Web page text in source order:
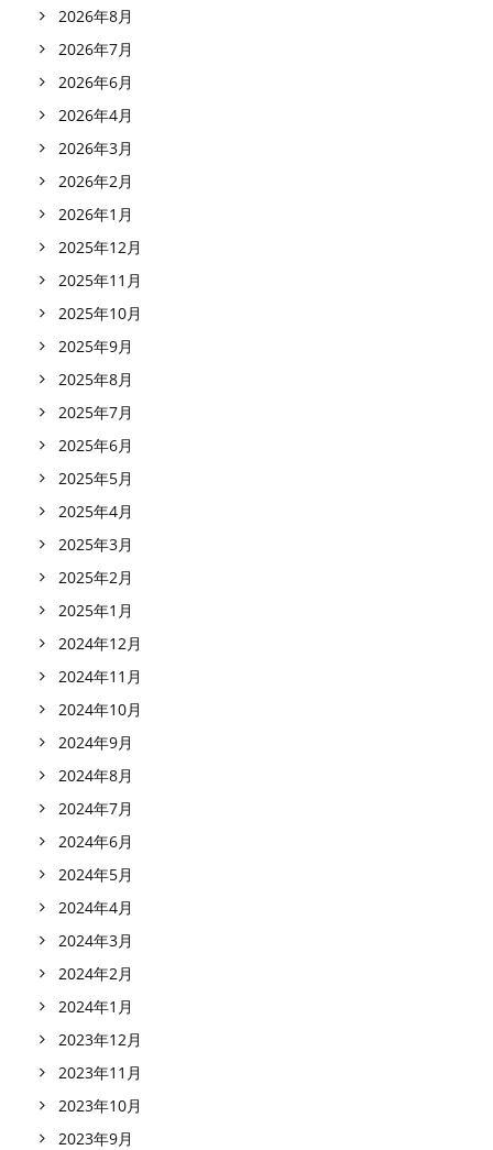
2026年8月
2026年7月
2026年6月
2026年4月
2026年3月
2026年2月
2026年1月
2025年12月
2025年11月
2025年10月
2025年9月
2025年8月
2025年7月
2025年6月
2025年5月
2025年4月
2025年3月
2025年2月
2025年1月
2024年12月
2024年11月
2024年10月
2024年9月
2024年8月
2024年7月
2024年6月
2024年5月
2024年4月
2024年3月
2024年2月
2024年1月
2023年12月
2023年11月
2023年10月
2023年9月